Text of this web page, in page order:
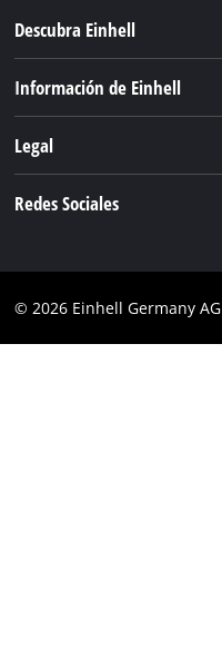
Descubra Einhell
Información de Einhell
Einhell global
Legal
Redes Sociales
© 2026 Einhell Germany AG